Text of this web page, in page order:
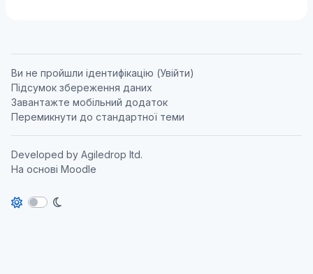
Ви не пройшли ідентифікацію (Увійти)
Підсумок збереження даних
Завантажте мобільний додаток
Перемикнути до стандартної теми
Developed by Agiledrop ltd.
На основі Moodle